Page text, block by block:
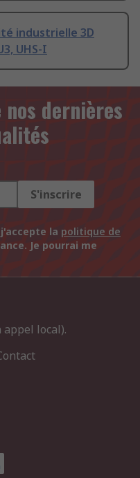
industrielle 3D
UHS-I
dernières
S'inscrire
la politique de
Je pourrai me
appel local).